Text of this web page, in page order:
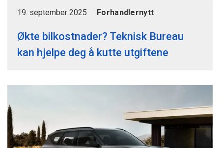
19. september 2025 Forhandlernytt
Økte bilkostnader? Teknisk Bureau
kan hjelpe deg å kutte utgiftene